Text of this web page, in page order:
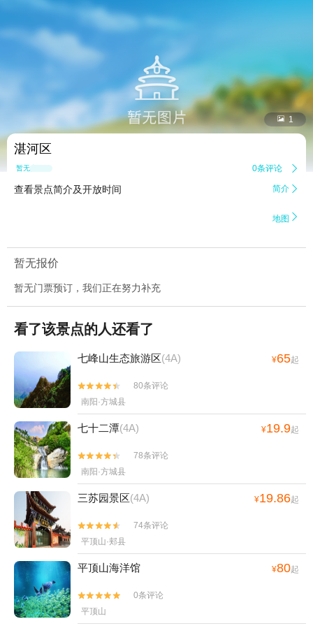
 1
湛河区
暂无点评 0条评论 
查看景点简介及开放时间 简介 
地图 
暂无报价
暂无门票预订，我们正在努力补充
看了该景点的人还看了
七峰山生态旅游区(4A) ¥65起


80条评论
南阳·方城县
七十二潭(4A) ¥19.9起


78条评论
南阳·方城县
三苏园景区(4A) ¥19.86起


74条评论
平顶山·郏县
平顶山海洋馆 ¥80起


0条评论
平顶山